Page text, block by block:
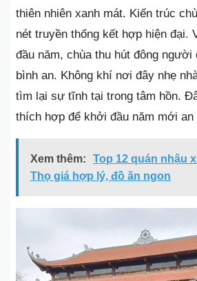
thiên nhiên xanh mát. Kiến trúc
nét truyền thống kết hợp hiện đại.
đầu năm, chùa thu hút đông người
bình an. Không khí nơi đây nhẹ
tìm lại sự tĩnh tại trong tâm hồn.
thích hợp để khởi đầu năm mới an
Xem thêm:
Top 12 quán nhậu
Thọ giá hợp lý, đồ ăn ngon